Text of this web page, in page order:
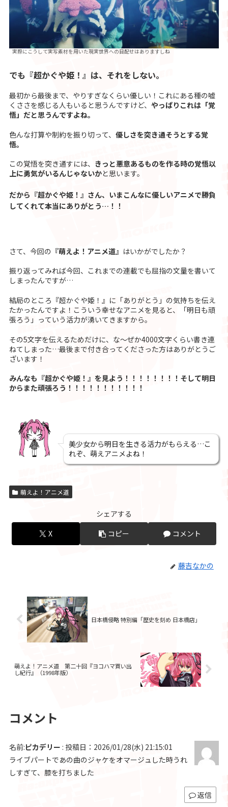
実際にこうして実写素材を用いた現実世界への目配せはありますしね
でも『超かぐや姫！』は、それをしない。
最初から最後まで、やりすぎなくらい優しい！これにある種の嘘
くささを感じる人もいると思うんですけど、やっぱりこれは「覚
悟」だと思うんですよね。
色んな打算や制約を振り切って、優しさを突き通そうとする覚
悟。
この覚悟を突き通すには、 きっと悪意あるものを作る時の覚悟以
上に勇気がいるんじゃないかと思います。
だから『超かぐや姫！』さん、いまこんなに優しいアニメで勝負
してくれて本当にありがとう…！！
さて、今回の 『萌えよ！アニメ道』 はいかがでしたか？
振り返ってみれば今回、これまでの連載でも屈指の文量を書いて
しまったんですが…
結局のところ『超かぐや姫！』に「ありがとう」の気持ちを伝え
たかったんですよ！こういう幸せなアニメを見ると、「明日も頑
張ろう」っていう活力が湧いてきますから。
その5文字を伝えるためだけに、な〜ぜか4000文字くらい書き連
ねてしまった…最後まで付き合ってくださった方はありがとうご
ざいます！
みんなも『超かぐや姫！』を見よう！！！！！！！！そして明日
からまた頑張ろう！！！！！！！！！！！
美少女から明日を生きる活力がもらえる…こ
れぞ、萌えアニメよね！
萌えよ！アニメ道
シェアする
X
コピー コメント
藤吉なかの
日本橋侵略 特別編「歴史を刻め 日本橋店」
萌えよ！アニメ道 第二十回『ヨコハマ買い出
し紀行』（1998年版）
コメント
名前:ピカデリー : 投稿日：2026/01/28(水) 21:15:01
ライブパートであの曲のジャケをオマージュした時うれ
しすぎて、膝を打ちました
返信